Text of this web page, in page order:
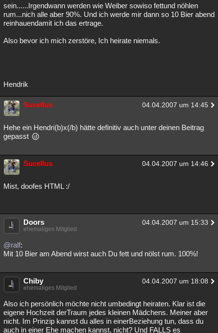
sein......Irgendwann werden wie Weiber sowiso fettund nöhlen
rum...nich alle aber 90%. Und ich werde mir dann so 10 Bier abend
reinhauendamit ich das ertrage.
Also bevor ich mich zerstöre, Ich heirate niemals.
Hendrik
Sucellus 04.04.2007 um 14:45
Hehe ein Hendri(b)x(/b) hätte definitiv auch unter deinen Beitrag
gepasst
Sucellus 04.04.2007 um 14:46
Mist, doofes HTML :/
Doors 04.04.2007 um 15:33
ehemaliges Mitglied
@ralf:
Mit 10 Bier am Abend wirst auch Du fett und nölst rum. 100%!
Chiby 04.04.2007 um 18:08
ehemaliges Mitglied
Also ich persönlich möchte nicht umbedingt heiraten. Klar ist die
eigene Hochzeit derTraum jedes kleinen Mädchens. Meiner aber
nicht. Im Prinzip kannst du alles in einerBeziehung tun, dass du
auch in einer Ehe machen kannst, nicht? Und FALLS es